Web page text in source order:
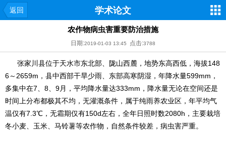
返回 学术论文
农作物病虫害重要防治措施
日期:2019-01-03 13:45 点击:3788
张家川县位于天水市东北部、陇山西麓，地势东高西低，海拔148
6～2659m，县中西部干旱少雨、东部高寒阴湿，年降水量599mm，
多集中在7、8、9月，平均降水量达333mm，降水量无论在空间还是
时间上分布都极其不均，无灌溉条件，属于纯雨养农业区，年平均气
温仅有7.3℃，无霜期仅有150d左右，全年日照时数2080h，主要栽培
冬小麦、玉米、马铃薯等农作物，自然条件较差，病虫害严重。